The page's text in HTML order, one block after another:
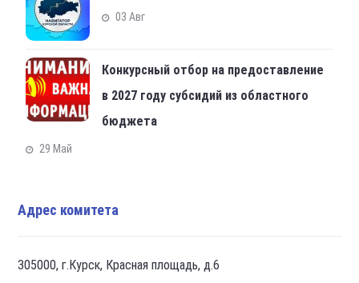
03 Авг
Конкурсный отбор на предоставление
в 2027 году субсидий из областного
бюджета
29 Май
Адрес комитета
305000, г.Курск, Красная площадь, д.6